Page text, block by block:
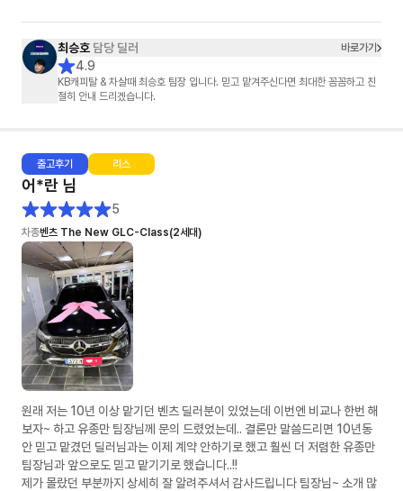
덕분에 기분 좋게 차를 인도받았습니다.
진심으로 감사드립니다. 😊
최승호 담당 딜러 바로가기
4.9
KB캐피탈 & 차살때 최승호 팀장 입니다. 믿고 맡겨주신다면 최대한 꼼꼼하고 친
절히 안내 드리겠습니다.
출고후기 리스
어*란 님
5
차종벤츠 The New GLC-Class(2세대)
원래 저는 10년 이상 맡기던 벤츠 딜러분이 있었는데 이번엔 비교나 한번 해
보자~ 하고 유종만 팀장님께 문의 드렸었는데.. 결론만 말씀드리면 10년동
안 믿고 맡겼던 딜러님과는 이제 계약 안하기로 했고 훨씬 더 저렴한 유종만
팀장님과 앞으로도 믿고 맡기기로 했습니다..!!
제가 몰랐던 부분까지 상세히 잘 알려주셔서 감사드립니다 팀장님~ 소개 많